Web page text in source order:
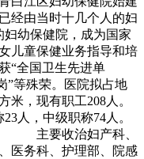
经由当时十几个人的妇
妇幼保健院，成为国家
儿童保健业务指导和培
“全国卫生先进单
”等殊荣。医院拟占地
米，现有职工208人。
人，中级职称74人。
主要收治妇产科、
医务科、护理部、院感